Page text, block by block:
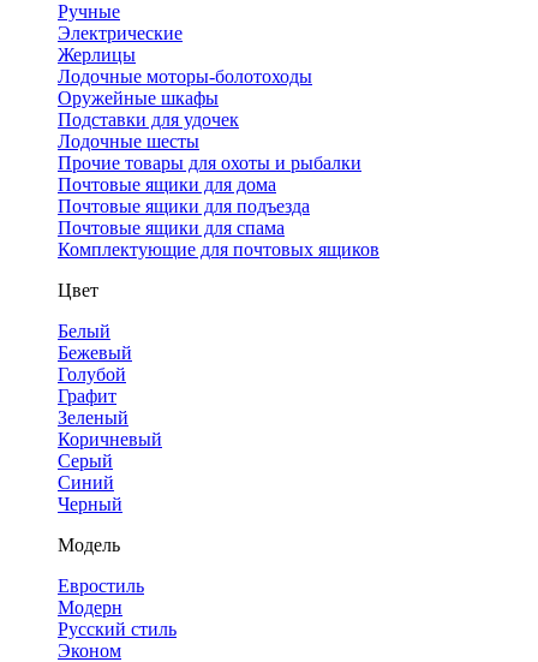
Ручные
Электрические
Жерлицы
Лодочные моторы-болотоходы
Оружейные шкафы
Подставки для удочек
Лодочные шесты
Прочие товары для охоты и рыбалки
Почтовые ящики для дома
Почтовые ящики для подъезда
Почтовые ящики для спама
Комплектующие для почтовых ящиков
Цвет
Белый
Бежевый
Голубой
Графит
Зеленый
Коричневый
Серый
Синий
Черный
Модель
Евростиль
Модерн
Русский стиль
Эконом